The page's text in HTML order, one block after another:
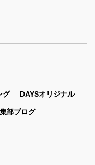
グ DAYSオリジナル
部ブログ